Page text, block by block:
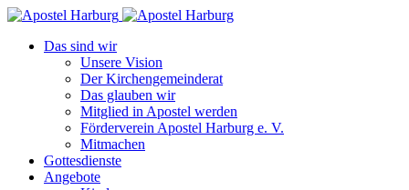
Das sind wir
Unsere Vision
Der Kirchengemeinderat
Das glauben wir
Mitglied in Apostel werden
Förderverein Apostel Harburg e. V.
Mitmachen
Gottesdienste
Angebote